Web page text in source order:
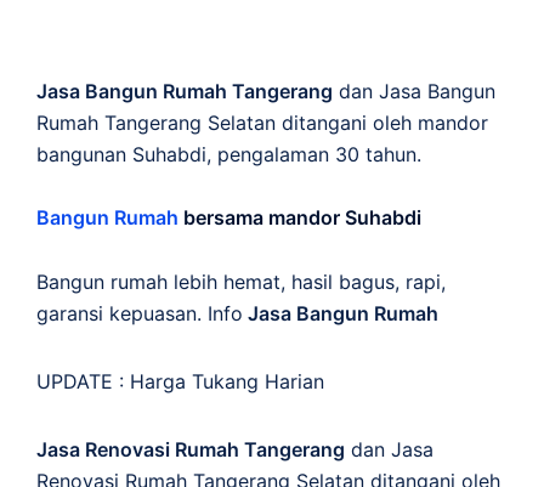
Jasa Bangun Rumah Tangerang dan Jasa Bangun
Rumah Tangerang Selatan ditangani oleh mandor
bangunan Suhabdi, pengalaman 30 tahun.
Bangun Rumah bersama mandor Suhabdi
Bangun rumah lebih hemat, hasil bagus, rapi,
garansi kepuasan. Info Jasa Bangun Rumah
UPDATE : Harga Tukang Harian
Jasa Renovasi Rumah Tangerang dan Jasa
Renovasi Rumah Tangerang Selatan ditangani oleh